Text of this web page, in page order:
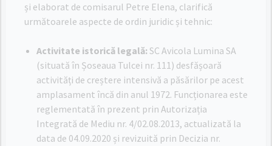
și elaborat de comisarul Petre Elena, clarifică
următoarele aspecte de ordin juridic și tehnic:
Activitate istorică legală: SC Avicola Lumina SA
(situată în Șoseaua Tulcei nr. 111) desfășoară
activități de creștere intensivă a păsărilor pe acest
amplasament încă din anul 1972. Funcționarea este
reglementată în prezent prin Autorizația
Integrată de Mediu nr. 4/02.08.2013, actualizată la
data de 04.09.2020 și revizuită prin Decizia nr.